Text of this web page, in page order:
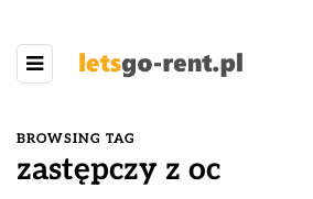
BROWSING TAG
zastępczy z oc